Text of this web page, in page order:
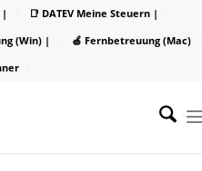
|
📑 DATEV Meine Steuern |
(Win) |
🍏 Fernbetreuung (Mac)